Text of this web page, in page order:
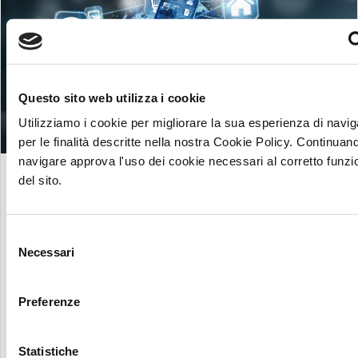
Questo sito web utilizza i cookie
Utilizziamo i cookie per migliorare la sua esperienza di
per le finalità descritte nella nostra Cookie Policy.
navigare approva l'uso dei cookie necessari al corretto
del sito.
delNecessari
Preferenze
Statistiche
L’EVOLUZIONE DELLE
NEGLI ULTIMI CINQUE ANNI
27 Settembre 2023
telecomunicazioni ha subito una trasformazione
comunichiamo e lavoriamo.